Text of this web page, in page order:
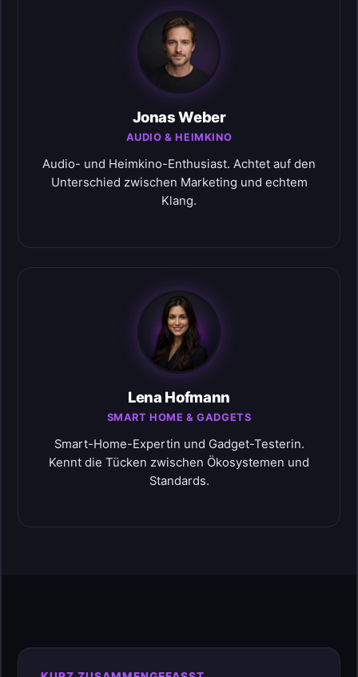
Jonas Weber
AUDIO & HEIMKINO
Audio- und Heimkino-Enthusiast. Achtet auf den
Unterschied zwischen Marketing und echtem
Klang.
Lena Hofmann
SMART HOME & GADGETS
Smart-Home-Expertin und Gadget-Testerin.
Kennt die Tücken zwischen Ökosystemen und
Standards.